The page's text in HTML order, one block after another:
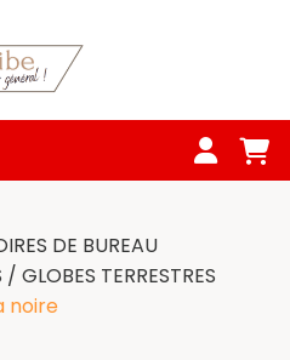
DE BUREAU
GLOBES TERRESTRES
noire